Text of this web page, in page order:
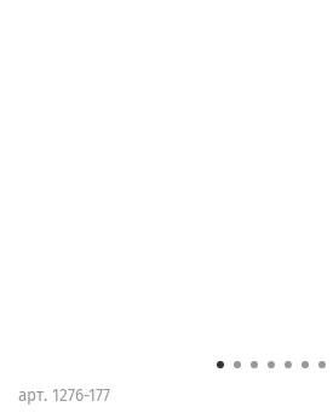
арт. 1276-177